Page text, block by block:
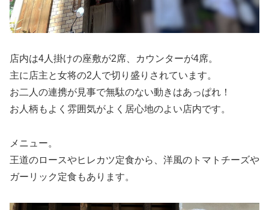
店内は4人掛けの座敷が2席、カウンターが4席。
主に店主と女将の2人で切り盛りされています。
お二人の連携が見事で無駄のない動きはあっぱれ！
お人柄もよく雰囲気がよく居心地のよい店内です。
メニュー。
王道のロースやヒレカツ定食から、洋風のトマトチーズや
ガーリック定食もあります。